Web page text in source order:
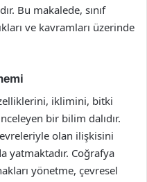
Bu makalede, sınıf
ve kavramları üzerinde
iklimini, bitki
bir bilim dalıdır.
olan ilişkisini
yatmaktadır. Coğrafya
yönetme, çevresel